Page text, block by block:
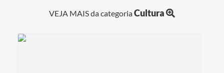
VEJA MAIS da categoriaCultura